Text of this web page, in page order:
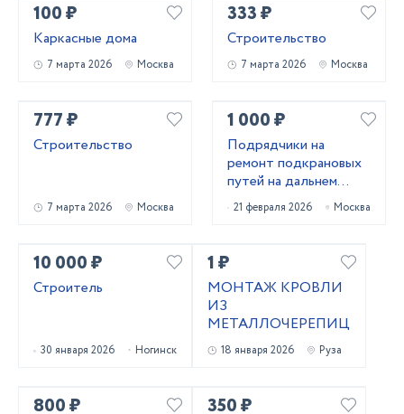
100 ₽
Каркасные дома
7 марта 2026 Москва
333 ₽
Строительство
7 марта 2026 Москва
777 ₽
Строительство
7 марта 2026 Москва
1 000 ₽
Подрядчики на
ремонт подкрановых
путей на дальнем
востоке
21 февраля 2026 Москва
10 000 ₽
Строитель
30 января 2026 Ногинск
1 ₽
МОНТАЖ КРОВЛИ
ИЗ
МЕТАЛЛОЧЕРЕПИЦЫ
18 января 2026 Руза
800 ₽ 350 ₽